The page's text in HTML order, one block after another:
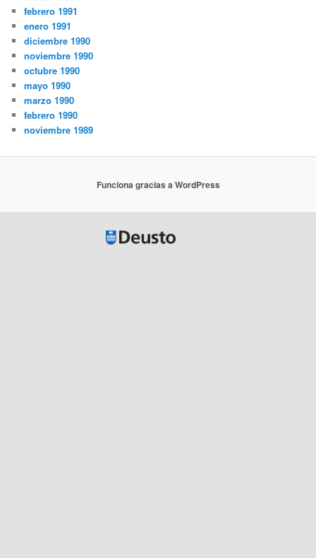
febrero 1991
enero 1991
diciembre 1990
noviembre 1990
octubre 1990
mayo 1990
marzo 1990
febrero 1990
noviembre 1989
Funciona gracias a WordPress